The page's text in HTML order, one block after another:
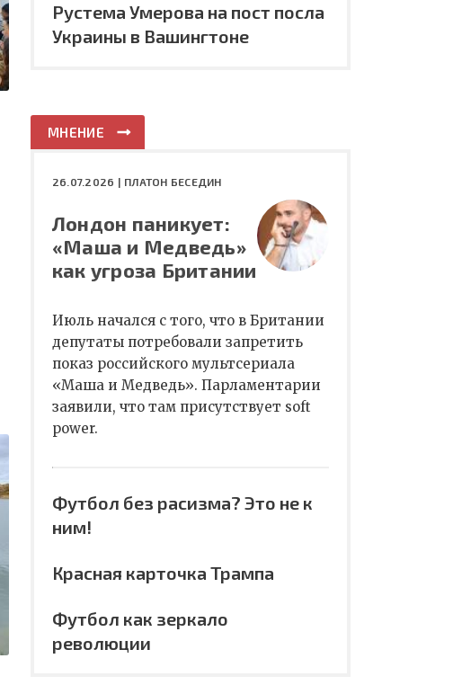
Рустема Умерова на пост посла
Украины в Вашингтоне
МНЕНИЕ
26.07.2026 | ПЛАТОН БЕСЕДИН
Лондон паникует:
«Маша и Медведь»
как угроза Британии
Июль начался с того, что в Британии
депутаты потребовали запретить
показ российского мультсериала
«Маша и Медведь». Парламентарии
заявили, что там присутствует soft
power.
Футбол без расизма? Это не к
ним!
Красная карточка Трампа
Футбол как зеркало
революции